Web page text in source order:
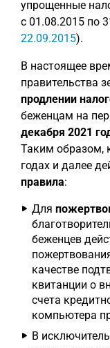
упрощенные
с 01.08.2015 по
22.09.2015).
В настоящее
правительства
продлении
беженцам на
декабря 2021
Таким образом,
годах и далее
правила:
Для
беженцев
качестве
квитанции о
счета
компьютера
В